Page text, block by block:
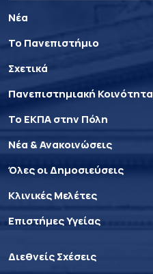
Νέα
Το Πανεπιστήμιο
Σχετικά
Πανεπιστημιακή Κοινότητα
Το ΕΚΠΑ στην Πόλη
Νέα & Ανακοινώσεις
Όλες οι Δημοσιεύσεις
Κλινικές Μελέτες
Επιστήμες Υγείας
Διεθνείς Σχέσεις